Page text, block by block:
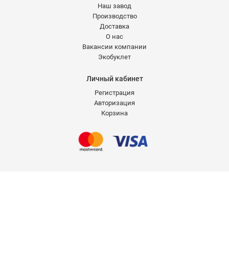
Наш завод
Производство
Доставка
О нас
Вакансии компании
Экобуклет
Личный кабинет
Регистрация
Авторизация
Корзина